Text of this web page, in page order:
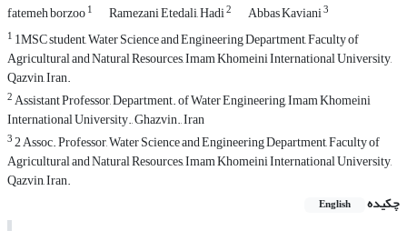
fatemeh borzoo1 Ramezani Etedali, Hadi2 Abbas Kaviani3
1 1MSC student, Water Science and Engineering Department, Faculty of
Agricultural and Natural Resources, Imam Khomeini International University,
Qazvin, Iran.
2Assistant Professor, Department. of Water Engineering, Imam Khomeini
International University., Ghazvin., Iran
32 Assoc. Professor, Water Science and Engineering Department, Faculty of
Agricultural and Natural Resources, Imam Khomeini International University,
Qazvin, Iran.
چکیده
English